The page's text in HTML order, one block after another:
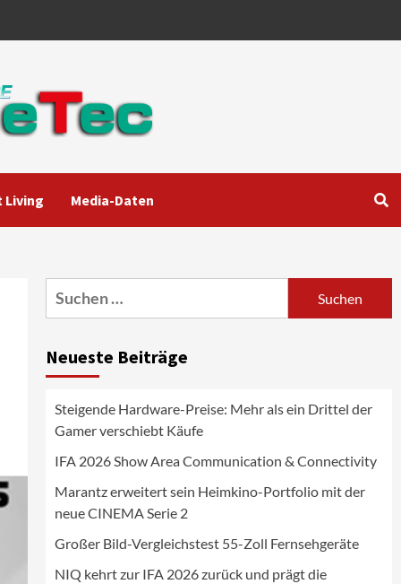
Living Media-Daten
Suchen
nach:
Neueste Beiträge
Steigende Hardware-Preise: Mehr als ein Drittel der
Gamer verschiebt Käufe
IFA 2026 Show Area Communication & Connectivity
Marantz erweitert sein Heimkino-Portfolio mit der
neue CINEMA Serie 2
Großer Bild-Vergleichstest 55-Zoll Fernsehgeräte
NIQ kehrt zur IFA 2026 zurück und prägt die
Marantz erweitert sein
4
News aus dem Internet
55-Zoll Fernsehgeräte
5
Wirtschaft
NIQ kehrt zur IFA 2026 zurück
Branchendebatte
6
Aktuell
in strategisch wichtigen
Märkten aus